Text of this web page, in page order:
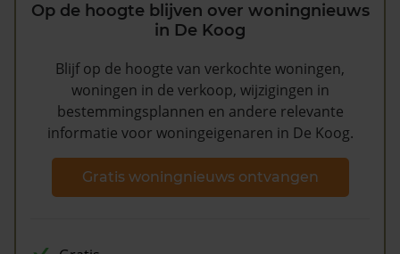
Op de hoogte blijven over woningnieuws
in De Koog
Blijf op de hoogte van verkochte woningen,
woningen in de verkoop, wijzigingen in
bestemmingsplannen en andere relevante
informatie voor woningeigenaren in De Koog.
Gratis woningnieuws ontvangen